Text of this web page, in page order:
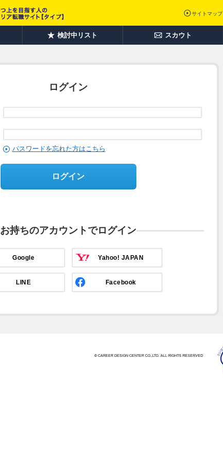
サイトマップ
検討中リスト スカウト
ログイン
パスワードを忘れた方はこちら
ログイン
お持ちのアカウントでログイン
Google Yahoo! JAPAN
LINE Facebook
© CAREER DESIGN CENTER CO.,LTD. ALL RIGHTS RESERVED